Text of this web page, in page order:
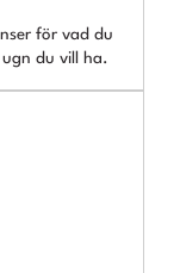
för vad du
du vill ha.